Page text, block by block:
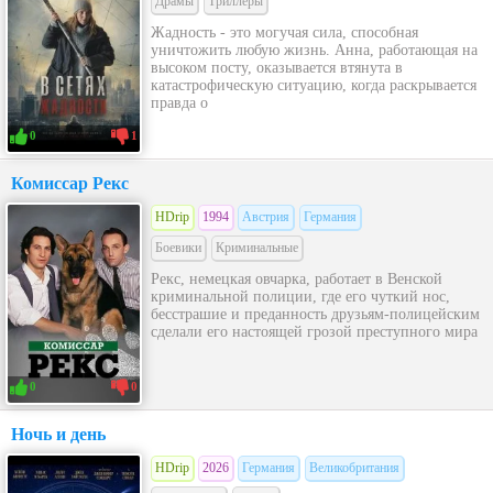
0 1
Жадность - это могучая сила, способная
уничтожить любую жизнь. Анна, работающая на
высоком посту, оказывается втянута в
катастрофическую ситуацию, когда раскрывается
правда о
Комиссар Рекс
0 0
HDrip 1994 Австрия
Германия
Боевики
Криминальные
Рекс, немецкая овчарка, работает в Венской
криминальной полиции, где его чуткий нос,
бесстрашие и преданность друзьям-полицейским
сделали его настоящей грозой преступного мира
Ночь и день
HDrip 2026 Германия
Великобритания